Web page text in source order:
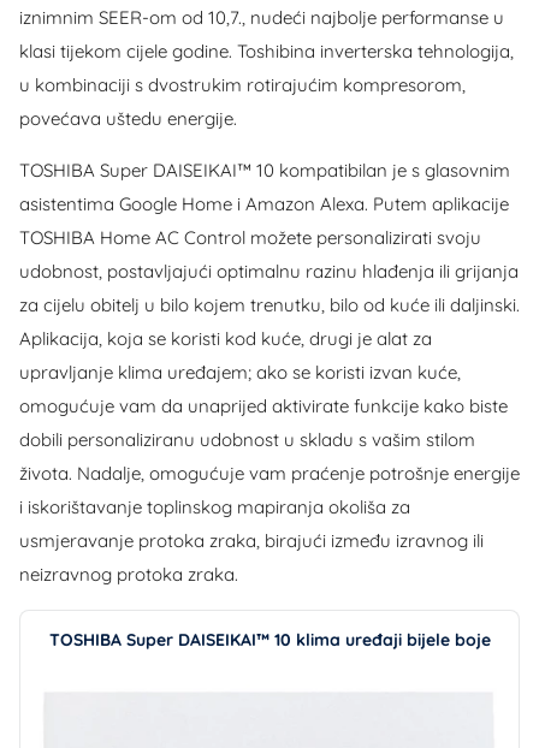
iznimnim SEER-om od 10,7., nudeći najbolje performanse u
klasi tijekom cijele godine. Toshibina inverterska tehnologija,
u kombinaciji s dvostrukim rotirajućim kompresorom,
povećava uštedu energije.
TOSHIBA Super DAISEIKAI™ 10 kompatibilan je s glasovnim
asistentima Google Home i Amazon Alexa. Putem aplikacije
TOSHIBA Home AC Control možete personalizirati svoju
udobnost, postavljajući optimalnu razinu hlađenja ili grijanja
za cijelu obitelj u bilo kojem trenutku, bilo od kuće ili daljinski.
Aplikacija, koja se koristi kod kuće, drugi je alat za
upravljanje klima uređajem; ako se koristi izvan kuće,
omogućuje vam da unaprijed aktivirate funkcije kako biste
dobili personaliziranu udobnost u skladu s vašim stilom
života. Nadalje, omogućuje vam praćenje potrošnje energije
i iskorištavanje toplinskog mapiranja okoliša za
usmjeravanje protoka zraka, birajući između izravnog ili
neizravnog protoka zraka.
TOSHIBA Super DAISEIKAI™ 10 klima uređaji bijele boje